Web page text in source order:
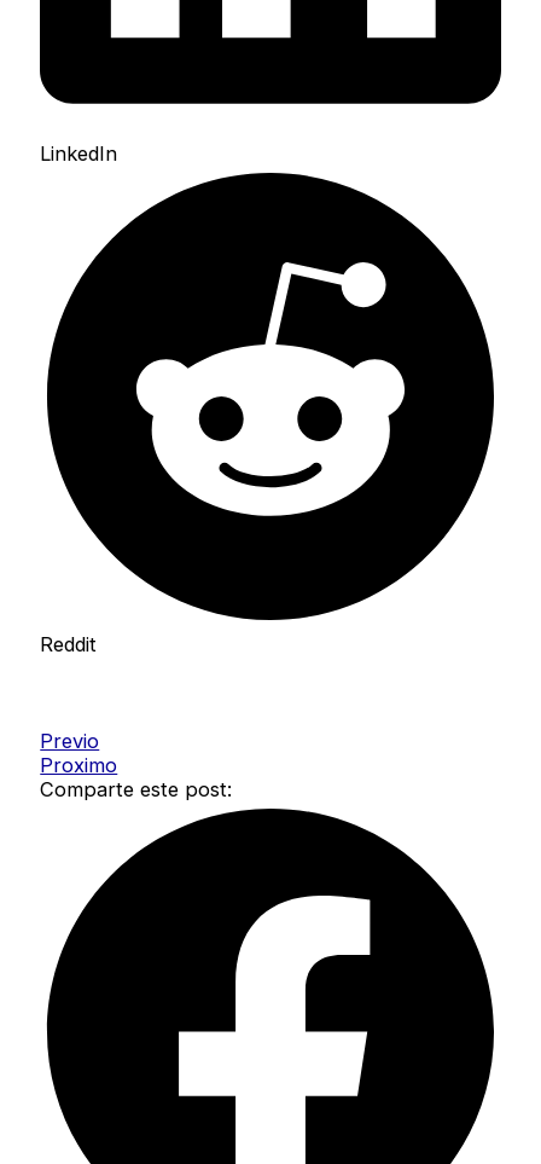
LinkedIn
Reddit
Previo
Proximo
Comparte este post: